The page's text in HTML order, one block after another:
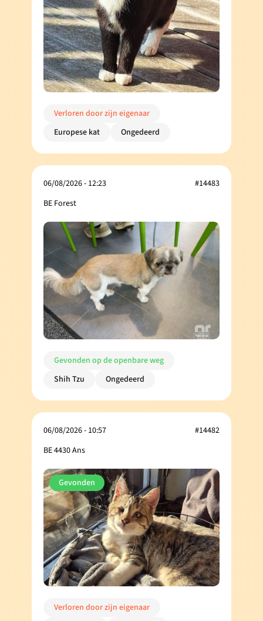
Verloren door zijn eigenaar
Europese kat
Ongedeerd
06/08/2026 - 12:23
BE Forest
#14483
Gevonden op de openbare weg
Shih Tzu
Ongedeerd
06/08/2026 - 10:57
BE 4430 Ans
#14482
Gevonden
Verloren door zijn eigenaar